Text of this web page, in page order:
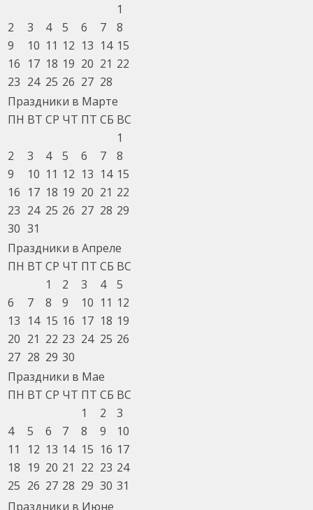
1
2
3 4 5 6 7
8
9
10 11 12 13 14 15
16 17 18 19 20 21 22
23 24 25 26 27 28
Праздники в Марте
ПН ВТ СР ЧТ ПТ СБ ВС
1
2
3 4 5 6 7
8
9
10 11 12 13 14 15
16 17 18 19 20 21 22
23 24 25 26 27 28 29
30 31
Праздники в Апреле
ПН ВТ СР ЧТ ПТ СБ ВС
1
2 3 4
5
6
7 8 9 10 11 12
13 14 15 16 17 18 19
20 21 22 23 24 25 26
27 28 29 30
Праздники в Мае
ПН ВТ СР ЧТ ПТ СБ ВС
1
2
3
4
5 6 7 8 9
10
11
12 13 14 15 16 17
18 19 20 21 22 23 24
25 26 27 28 29 30 31
Праздники в Июне